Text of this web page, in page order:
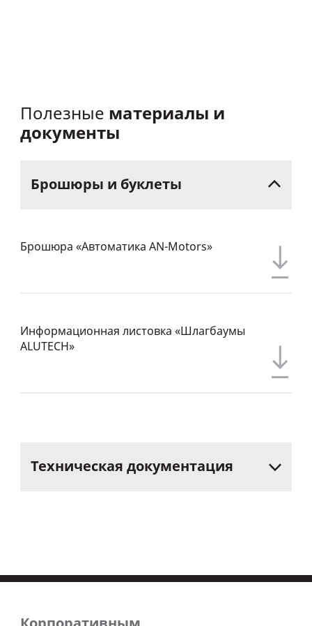
Полезные материалы и
документы
Брошюры и буклеты
Брошюра «Автоматика AN-Motors»
Информационная листовка «Шлагбаумы
ALUTECH»
Техническая документация